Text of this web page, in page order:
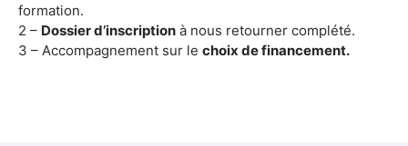
formation.
2 – Dossier d’inscription à nous retourner complété.
3 – Accompagnement sur le choix de financement.